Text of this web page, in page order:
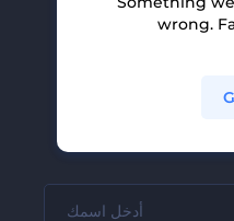
أخبارنا
wrong.